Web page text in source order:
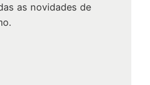
as novidades de